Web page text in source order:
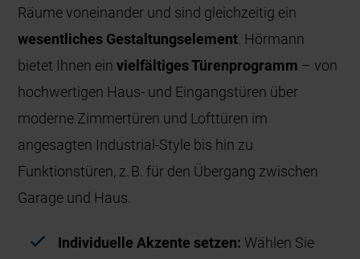
Räume voneinander und sind gleichzeitig ein
wesentliches Gestaltungselement . Hörmann
bietet Ihnen einvielfältiges Türenprogramm – von
hochwertigen Haus- und Eingangstüren über
moderne Zimmertüren und Lofttüren im
angesagten Industrial-Style bis hin zu
Funktionstüren, z. B. für den Übergang zwischen
Garage und Haus.
Individuelle Akzente setzen: Wählen Sie